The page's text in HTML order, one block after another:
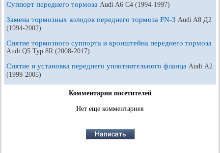
Суппорт переднего тормоза Audi A6 С4 (1994-1997)
Замена тормозных колодок переднего тормоза FN-3 Audi A8 Д2
(1994-2002)
Снятие тормозного суппорта и кронштейна переднего тормоза
Audi Q5 Typ 8R (2008-2017)
Снятие и установка переднего уплотнительного фланца Audi А2
(1999-2005)
Комментарии посетителей
Нет еще комментариев